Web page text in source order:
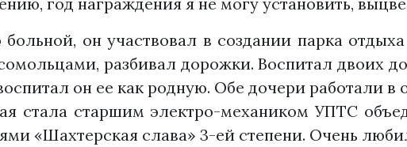
он участвовал в создании парка
разбивал дорожки. Воспитал двоих
он ее как родную. Обе дочери работали
стала старшим электро-механиком УПТС
«Шахтерская слава» 3-ей степени. Очень